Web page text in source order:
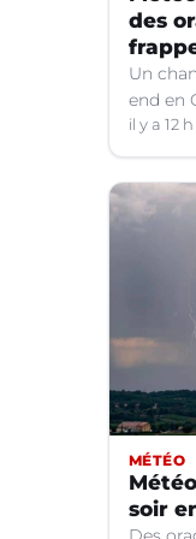
des
Un
end en
le
il y a 12 h
MÉTÉO
soir